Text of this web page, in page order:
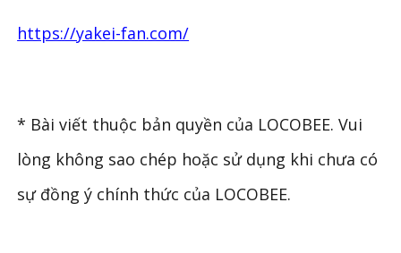
https://yakei-fan.com/
* Bài viết thuộc bản quyền của LOCOBEE. Vui
lòng không sao chép hoặc sử dụng khi chưa có
sự đồng ý chính thức của LOCOBEE.